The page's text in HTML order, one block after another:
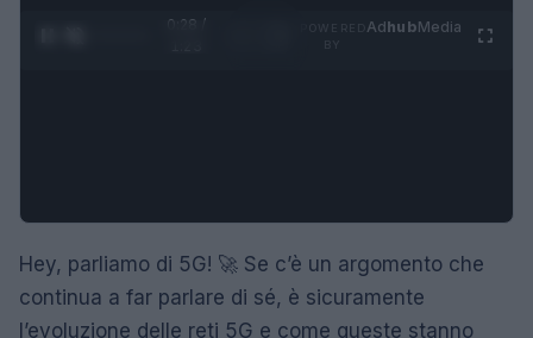
0:28 /
AdhubMedia
Hey, parliamo di 5G! 🚀 Se c’è un argomento che
continua a far parlare di sé, è sicuramente
l’evoluzione delle reti 5G e come queste stanno